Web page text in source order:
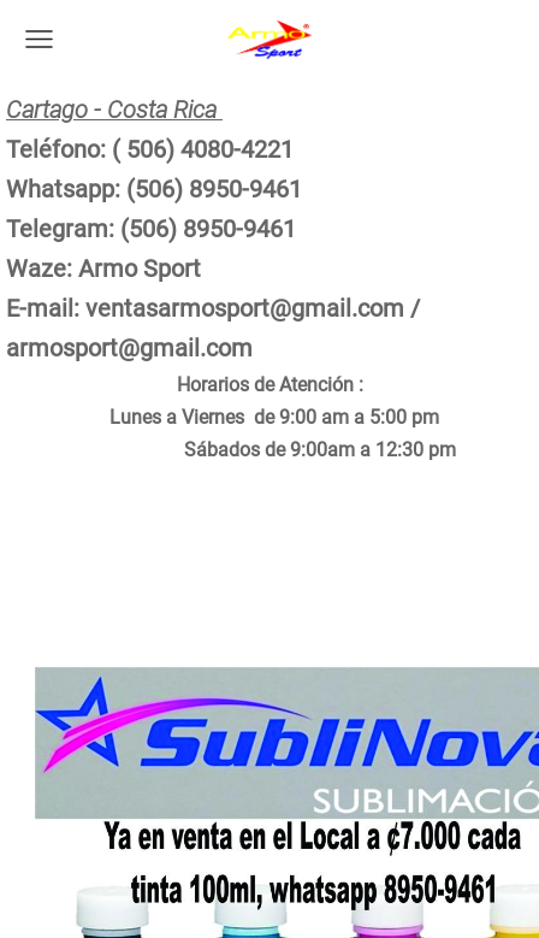
Cartago - Costa Rica
Teléfono: ( 506) 4080-4221
Whatsapp: (506) 8950-9461
Telegram: (506) 8950-9461
Waze: Armo Sport
E-mail: ventasarmosport@gmail.com /
armosport@gmail.com
Horarios de Atención :
Lunes a Viernes de 9:00 am a 5:00 pm
Sábados de 9:00am a 12:30 pm